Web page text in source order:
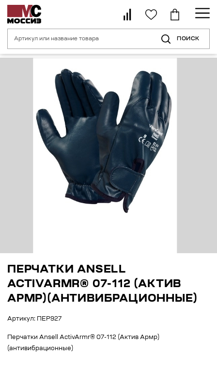
ПОИСК
Главная страница Средства индивидуальной защиты рук
ПЕРЧАТКИ ANSELL
ACTIVARMR® 07-112 (АКТИВ
АРМР)(АНТИВИБРАЦИОННЫЕ)
Артикул: ПЕР927
Перчатки Ansell ActivArmr® 07-112 (Актив Армр)
(антивибрационные)